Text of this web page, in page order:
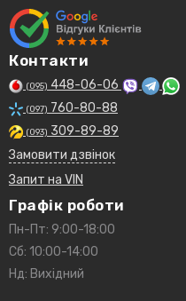
Контакти
(095) 448-06-06
(097) 760-80-88
(093) 309-89-89
Замовити дзвінок
Запит на VIN
Графік роботи
Пн-Пт: 9:00-18:00
Сб: 10:00-14:00
Нд: Вихідний